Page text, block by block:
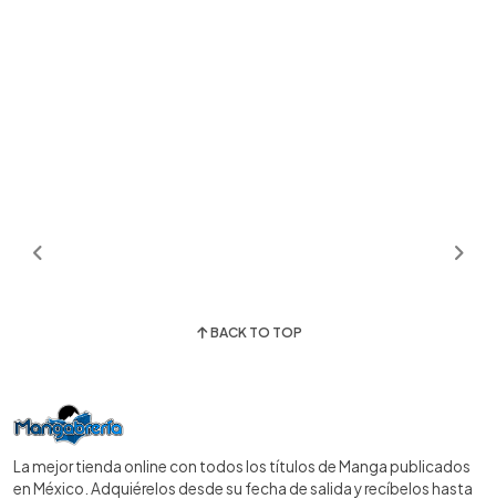
BACK TO TOP
La mejor tienda online con todos los títulos de Manga publicados
en México. Adquiérelos desde su fecha de salida y recíbelos hasta